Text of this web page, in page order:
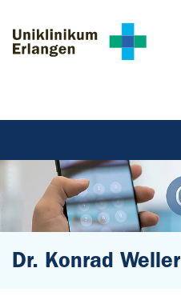
Dr. Konrad Weller